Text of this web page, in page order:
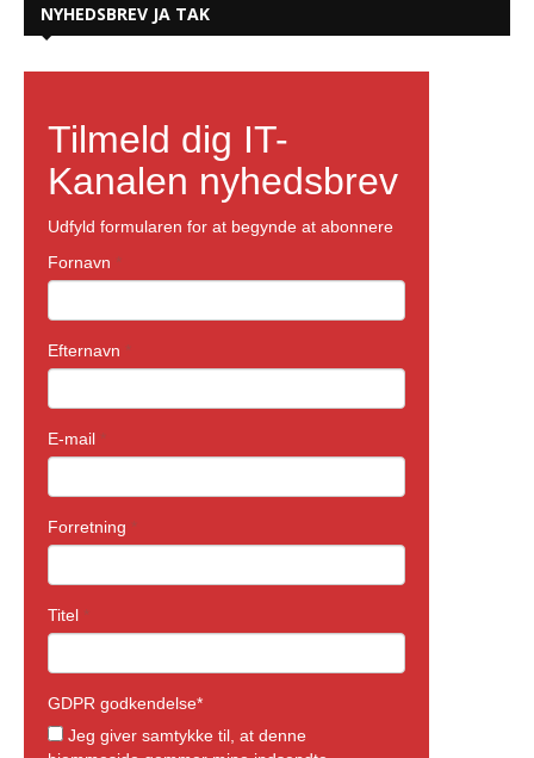
NYHEDSBREV JA TAK